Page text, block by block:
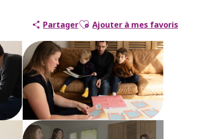
PartagerAjouter aux favoris
Ajouter à mes favoris